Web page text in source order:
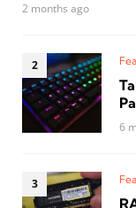
2 months ago
6